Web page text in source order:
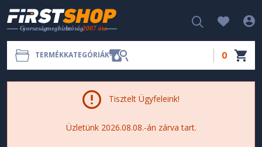
TERMÉKKATEGÓRIÁK 0
Tisztelt Ügyfeleink!
Üzletünk 2026.08.08.-án zárva tart.